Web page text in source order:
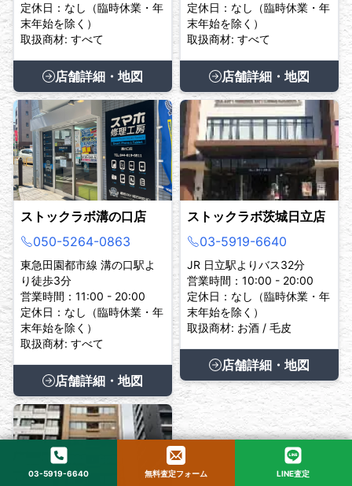
定休日：なし（臨時休業・年
末年始を除く）
取扱商材: すべて
店舗詳細・地図
定休日：なし（臨時休業・年
末年始を除く）
取扱商材: すべて
店舗詳細・地図
ストックラボ溝の口店
050-5264-0863
東急田園都市線 溝の口駅よ
り徒歩3分
営業時間：11:00 - 20:00
定休日：なし（臨時休業・年
末年始を除く）
取扱商材: すべて
店舗詳細・地図
ストックラボ茨城日立店
03-5919-6640
JR 日立駅よりバス32分
営業時間：10:00 - 20:00
定休日：なし（臨時休業・年
末年始を除く）
取扱商材: お酒 / 毛皮
店舗詳細・地図
03-5919-6640 無料査定フォーム LINE査定